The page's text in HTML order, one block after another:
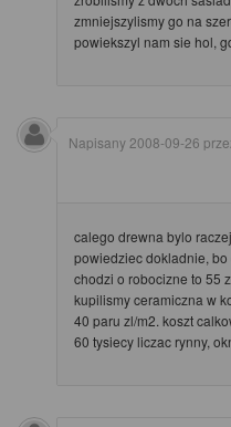
zmniejszylismy go na
powiekszyl nam sie hol,
Napisany2008-09-26
calego drewna bylo
powiedziec dokladnie,
chodzi o robocizne to 55
kupilismy ceramiczna w
40 paru zl/m2. koszt
60 tysiecy liczac rynny,